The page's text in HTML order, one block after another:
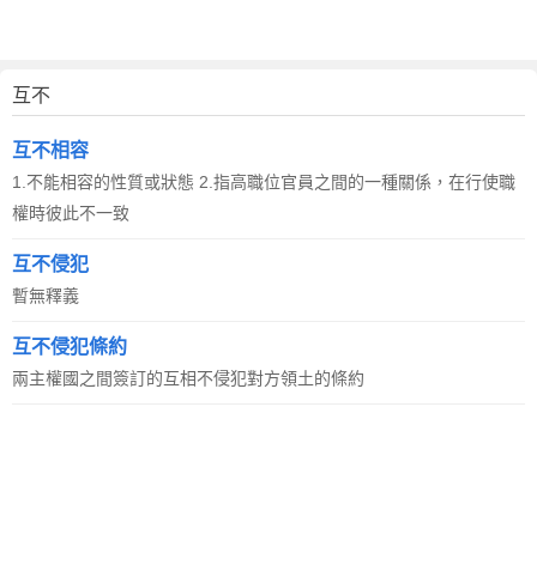
互不
互不相容
1.不能相容的性質或狀態 2.指高職位官員之間的一種關係，在行使職
權時彼此不一致
互不侵犯
暫無釋義
互不侵犯條約
兩主權國之間簽訂的互相不侵犯對方領土的條約